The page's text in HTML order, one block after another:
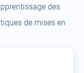
des
de mises en